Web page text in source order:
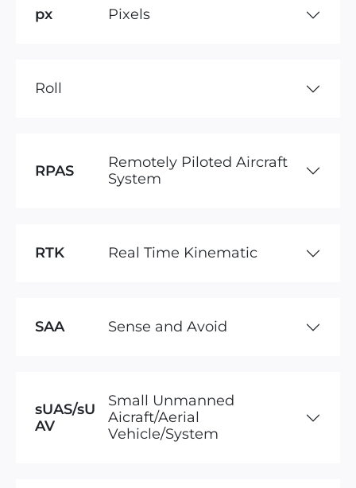
px Pixels
Roll
RPAS
Remotely Piloted Aircraft
System
RTK Real Time Kinematic
SAA Sense and Avoid
sUAS/sU
AV
Small Unmanned
Aicraft/Aerial
Vehicle/System